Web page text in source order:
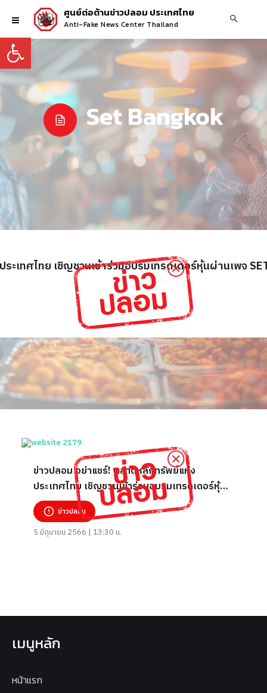
Open toolbar
ศูนย์ต่อต้านข่าวปลอม ประเทศไทย
Anti-Fake News Center Thailand
Set Bangkok
เทศไทย เชิญชวนเข้าร่วมอบรมเทรดเดอร์หุ้นผ่านเพจ
ข่าวปลอม อย่าแชร์! ตลาดหลักทรัพย์แห่ง
ประเทศไทย เชิญชวนเข้าร่วมอบรมเทรดเดอร์หุ้น
ผ่านเพจ SET Bangkok
ข่าวปลอม
5 มิถุนายน 2566 | 13:30 น.
เมนูหลัก
หน้าแรก